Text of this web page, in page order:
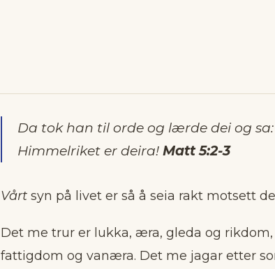
Da tok han til orde og lærde dei og
Himmelriket er deira! Matt 5:2-3
Vårt syn på livet er så å seia rakt motsett
Det me trur er lukka, æra, gleda og
fattigdom og vanæra. Det me jagar etter